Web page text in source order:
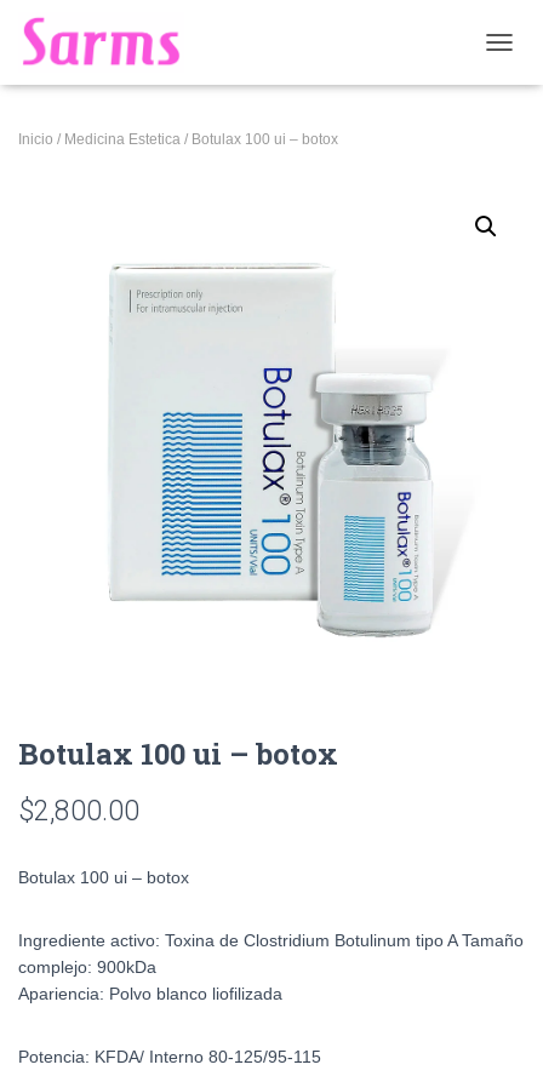
Inicio / Medicina Estetica / Botulax 100 ui – botox
Botulax 100 ui – botox
$2,800.00
Botulax 100 ui – botox
Ingrediente activo: Toxina de Clostridium Botulinum tipo ATamaño
complejo: 900kDa
Apariencia: Polvo blanco liofilizada
Potencia: KFDA/ Interno 80-125/95-115